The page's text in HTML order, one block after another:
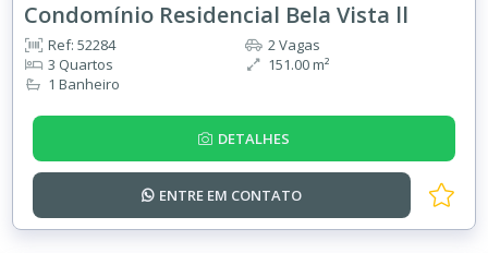
Condomínio Residencial Bela Vista ll
Ref: 52284
3 Quartos
1 Banheiro
2 Vagas
151.00 m²
DETALHES
ENTRE EM CONTATO